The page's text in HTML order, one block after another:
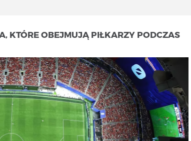
KTÓRE OBEJMUJĄ PIŁKARZY PODCZAS